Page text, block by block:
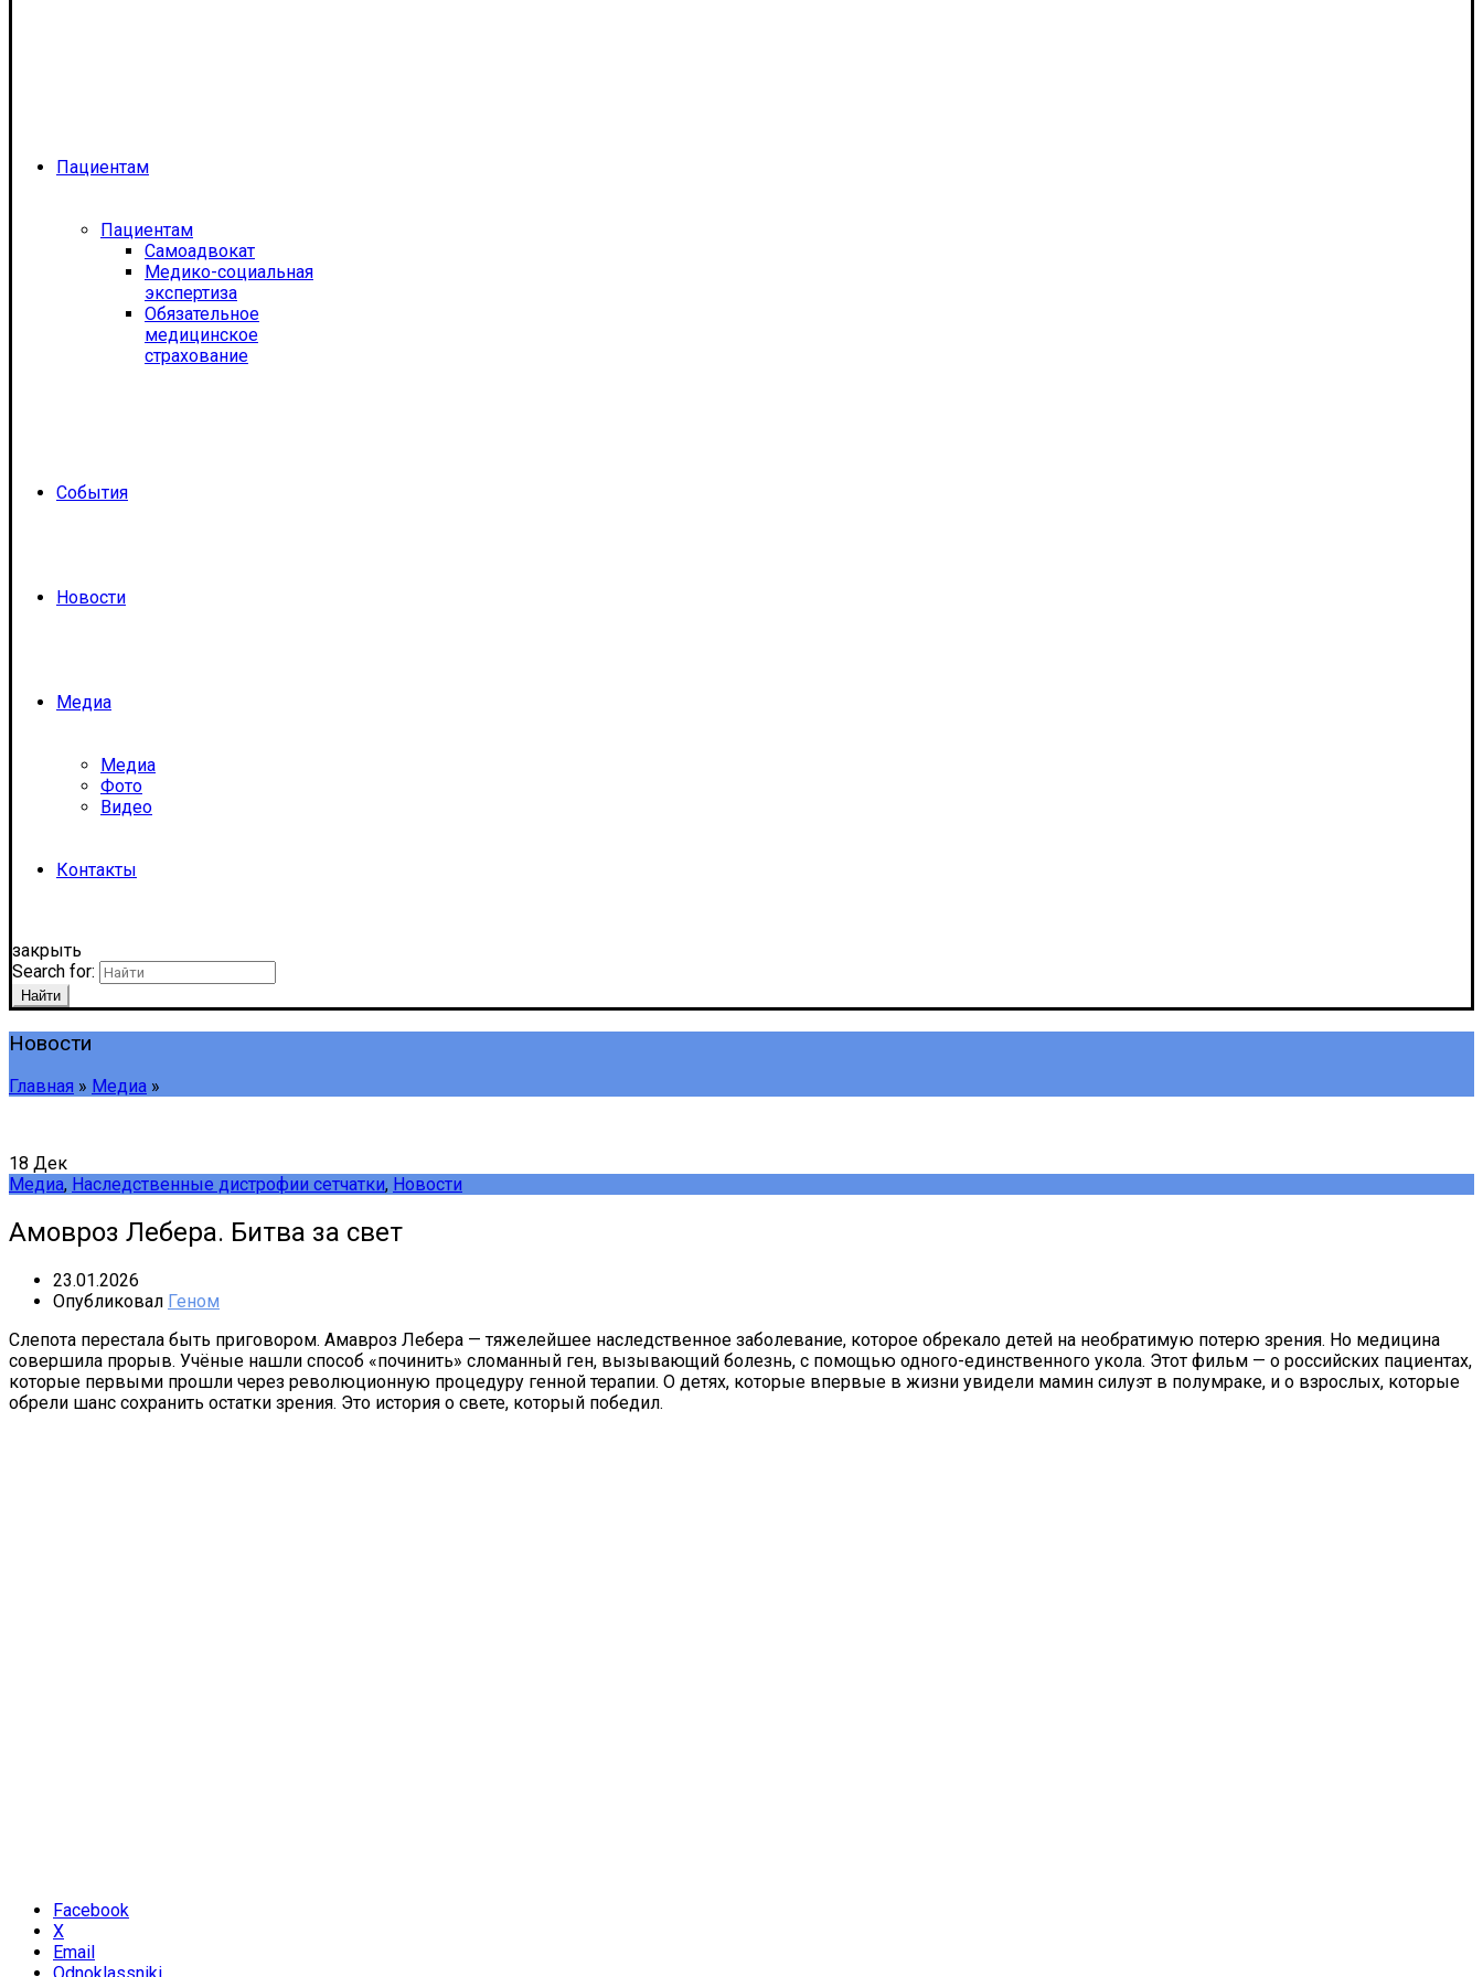
Пациентам
Пациентам
Самоадвокат
Медико-социальная
экспертиза
Обязательное
медицинское
страхование
События
Новости
Медиа
Медиа
Фото
Видео
Контакты
закрыть
Search for:
Найти
Новости
Главная » Медиа »
18 Дек
Медиа, Наследственные дистрофии сетчатки, Новости
Амовроз Лебера. Битва за свет
23.01.2026
Опубликовал Геном
Слепота перестала быть приговором. Амавроз Лебера — тяжелейшее наследственное заболевание, которое обрекало детей на необратимую потерю зрения. Но медицина
совершила прорыв. Учёные нашли способ «починить» сломанный ген, вызывающий болезнь, с помощью одного-единственного укола. Этот фильм — о российских пациентах,
которые первыми прошли через революционную процедуру генной терапии. О детях, которые впервые в жизни увидели мамин силуэт в полумраке, и о взрослых, которые
обрели шанс сохранить остатки зрения. Это история о свете, который победил.
Facebook
X
Email